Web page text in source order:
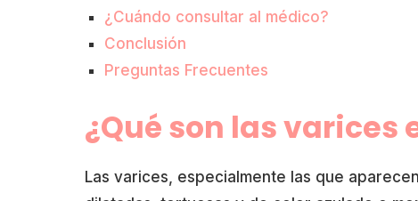
¿Cuándo consultar al médico?
Conclusión
Preguntas Frecuentes
¿Qué son las varices
Las varices, especialmente las que